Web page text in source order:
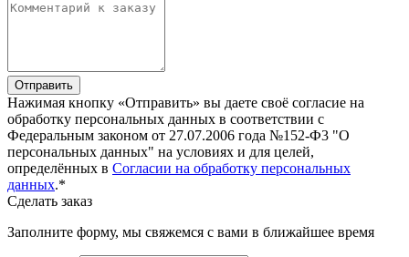
Отправить
Нажимая кнопку «Отправить» вы даете своё согласие на
обработку персональных данных в соответствии с
Федеральным законом от 27.07.2006 года №152-Ф3 "О
персональных данных" на условиях и для целей,
определённых в Согласии на обработку персональных
данных.*
Сделать заказ
Заполните форму, мы свяжемся с вами в ближайшее время